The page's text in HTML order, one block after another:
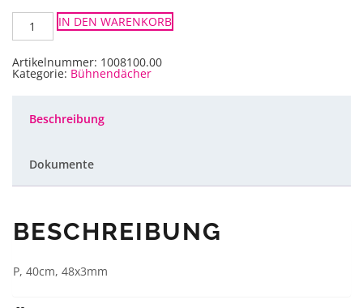
Prolyte
H40V
3m
IN DEN WARENKORB
Artikelnummer: 1008100.00
Kategorie: Bühnendächer
Beschreibung
Dokumente
BESCHREIBUNG
P, 40cm, 48x3mm